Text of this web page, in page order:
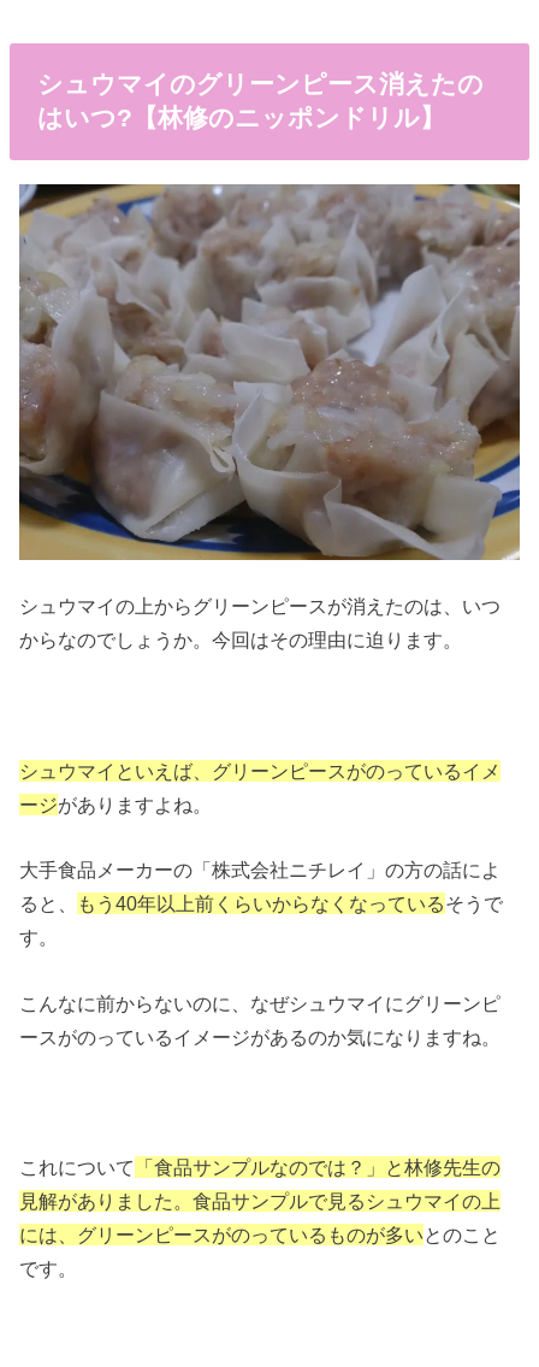
シュウマイのグリーンピース消えたの
はいつ?【林修のニッポンドリル】
シュウマイの上からグリーンピースが消えたのは、いつ
からなのでしょうか。今回はその理由に迫ります。
シュウマイといえば、グリーンピースがのっているイメ
ージがありますよね。
大手食品メーカーの「株式会社ニチレイ」の方の話によ
ると、
もう40年以上前くらいからなくなっているそうで
す。
こんなに前からないのに、なぜシュウマイにグリーンピ
ースがのっているイメージがあるのか気になりますね。
これについて
「食品サンプルなのでは？」と林修先生の
見解がありました。食品サンプルで見るシュウマイの上
には、グリーンピースがのっているものが多いとのこと
です。